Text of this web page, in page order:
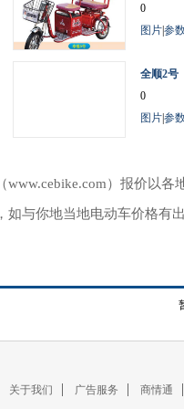
0
图片参
全顺2号
0
图片参
www.cebike.com）报价以
如与你地当地电动车价格有
关于我们 广告服务 商情通